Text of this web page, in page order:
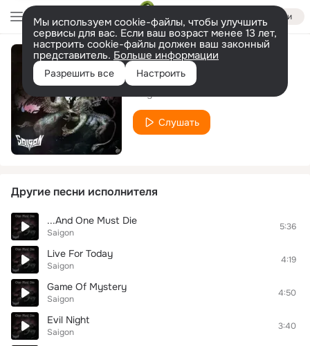
Войти
Мы используем cookie-файлы, чтобы улучшить
сервисы для вас. Если ваш возраст менее 13 лет,
настроить cookie-файлы должен ваш законный
представитель. Больше информации
Разрешить все Настроить
Feel The Power
Слушать
Другие песни исполнителя
...And One Must Die
Saigon
5:36
Live For Today
Saigon
4:19
Game Of Mystery
Saigon
4:50
Evil Night
Saigon
3:40